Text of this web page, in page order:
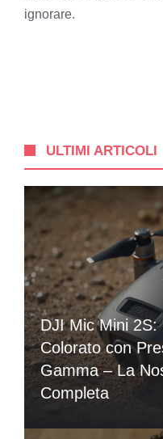
ignorare.
ULTIMI ARTICOLI
DJI Mic Mini 2S:
Colorato con
Gamma – La
Completa